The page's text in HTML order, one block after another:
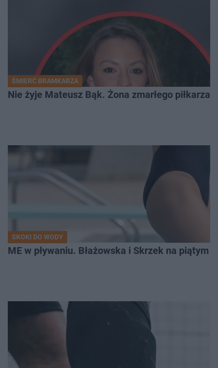
ŚMIERĆ BRAMKARZA
Nie żyje Mateusz Bąk. Żona zmarłego piłkarza
SKOKI DO WODY
ME w pływaniu. Błażowska i Skrzek na piątym